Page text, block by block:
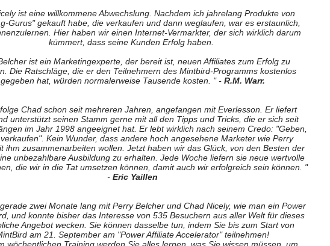
ist eine willkommene Abwechslung. Nachdem ich jahrelang Produkte von
Gurus" gekauft habe, die verkaufen und dann weglaufen, war es erstaunlich,
Hier haben wir einen Internet-Vermarkter, der sich wirklich darum
kümmert, dass seine Kunden Erfolg haben.
ist ein Marketingexperte, der bereit ist, neuen Affiliates zum Erfolg zu
Die Ratschläge, die er den Teilnehmern des Mintbird-Programms kostenlos
gegeben hat, würden normalerweise Tausende kosten. " - R.M. Warr.
Chad schon seit mehreren Jahren, angefangen mit Everlesson. Er liefert
unterstützt seinen Stamm gerne mit all den Tipps und Tricks, die er sich seit
im Jahr 1998 angeeignet hat. Er lebt wirklich nach seinem Credo: "Geben,
Kein Wunder, dass andere hoch angesehene Marketer wie Perry
ihm zusammenarbeiten wollen. Jetzt haben wir das Glück, von den Besten der
unbezahlbare Ausbildung zu erhalten. Jede Woche liefern sie neue wertvolle
die wir in die Tat umsetzen können, damit auch wir erfolgreich sein können. "
- Eric Yaillen
zwei Monate lang mit Perry Belcher und Chad Nicely, wie man ein Power
und konnte bisher das Interesse von 535 Besuchern aus aller Welt für dieses
Angebot wecken. Sie können dasselbe tun, indem Sie bis zum Start von
am 21. September am "Power Affiliate Accelerator" teilnehmen!